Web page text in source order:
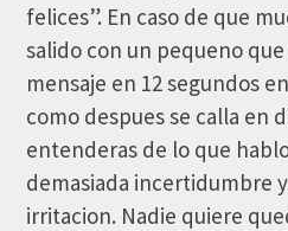
felices”. En caso de que
salido con un pequeno
mensaje en 12 segundos
como despues se calla
entenderas de lo que
demasiada incertidumbre
irritacion. Nadie quiere